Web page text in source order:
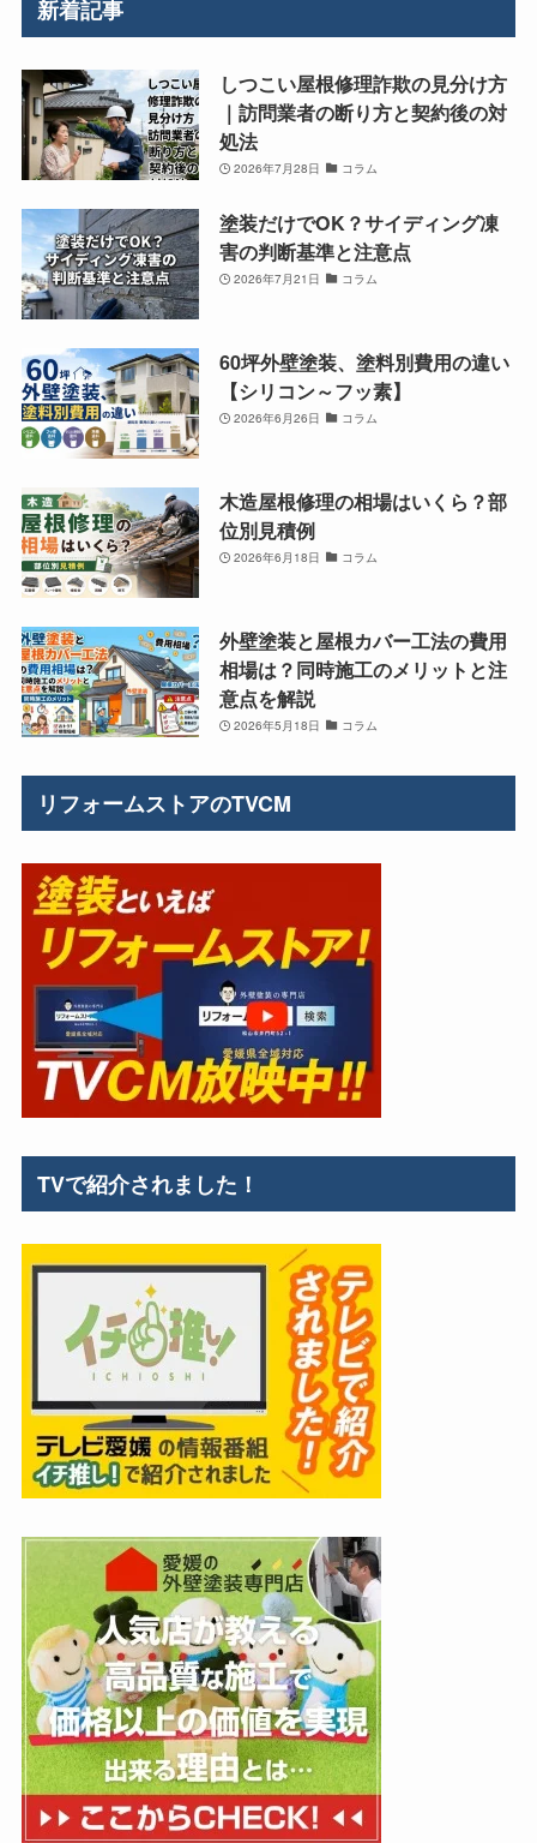
新着記事
しつこい屋根修理詐欺の見分け方
｜訪問業者の断り方と契約後の対
処法
2026年7月28日 コラム
塗装だけでOK？サイディング凍
害の判断基準と注意点
2026年7月21日 コラム
60坪外壁塗装、塗料別費用の違い
【シリコン～フッ素】
2026年6月26日 コラム
木造屋根修理の相場はいくら？部
位別見積例
2026年6月18日 コラム
外壁塗装と屋根カバー工法の費用
相場は？同時施工のメリットと注
意点を解説
2026年5月18日 コラム
リフォームストアのTVCM
TVで紹介されました！